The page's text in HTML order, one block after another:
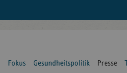
Fokus Gesundheitspolitik Presse